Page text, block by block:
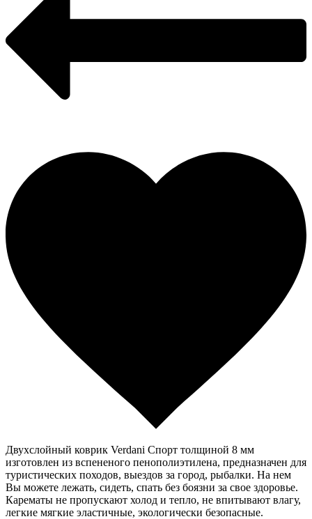
Двухслойный коврик Verdani Спорт толщиной 8 мм
изготовлен из вспененого пенополиэтилена, предназначен для
туристических походов, выездов за город, рыбалки. На нем
Вы можете лежать, сидеть, спать без боязни за свое здоровье.
Карематы не пропускают холод и тепло, не впитывают влагу,
легкие мягкие эластичные, экологически безопасные.